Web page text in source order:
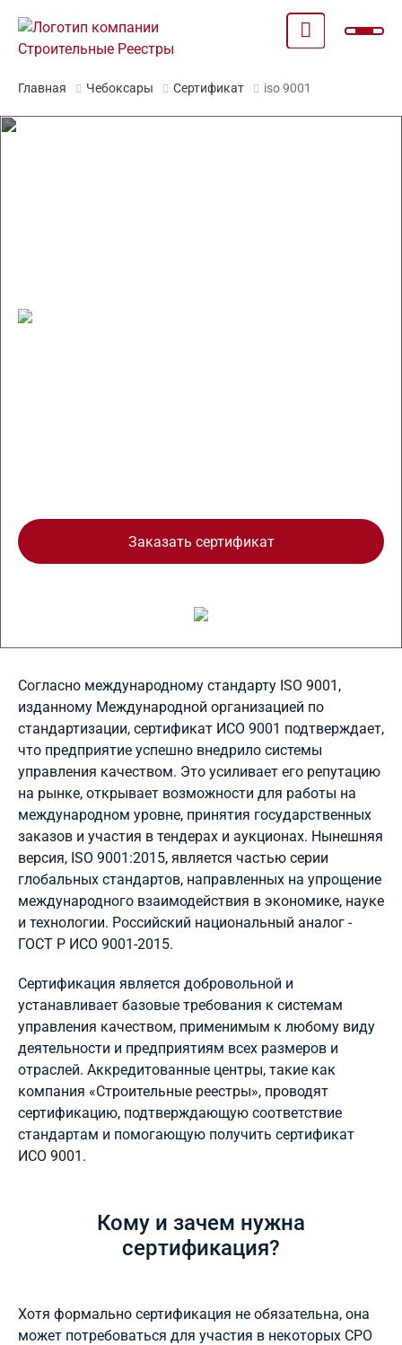
Главная Чебоксары Сертификат iso 9001
Заказать сертификат
Согласно международному стандарту ISO 9001,
изданному Международной организацией по
стандартизации, сертификат ИСО 9001 подтверждает,
что предприятие успешно внедрило системы
управления качеством. Это усиливает его репутацию
на рынке, открывает возможности для работы на
международном уровне, принятия государственных
заказов и участия в тендерах и аукционах. Нынешняя
версия, ISO 9001:2015, является частью серии
глобальных стандартов, направленных на упрощение
международного взаимодействия в экономике, науке
и технологии. Российский национальный аналог -
ГОСТ Р ИСО 9001-2015.
Сертификация является добровольной и
устанавливает базовые требования к системам
управления качеством, применимым к любому виду
деятельности и предприятиям всех размеров и
отраслей. Аккредитованные центры, такие как
компания «Строительные реестры», проводят
сертификацию, подтверждающую соответствие
стандартам и помогающую получить сертификат
ИСО 9001.
Кому и зачем нужна
сертификация?
Хотя формально сертификация не обязательна, она
может потребоваться для участия в некоторых СРО